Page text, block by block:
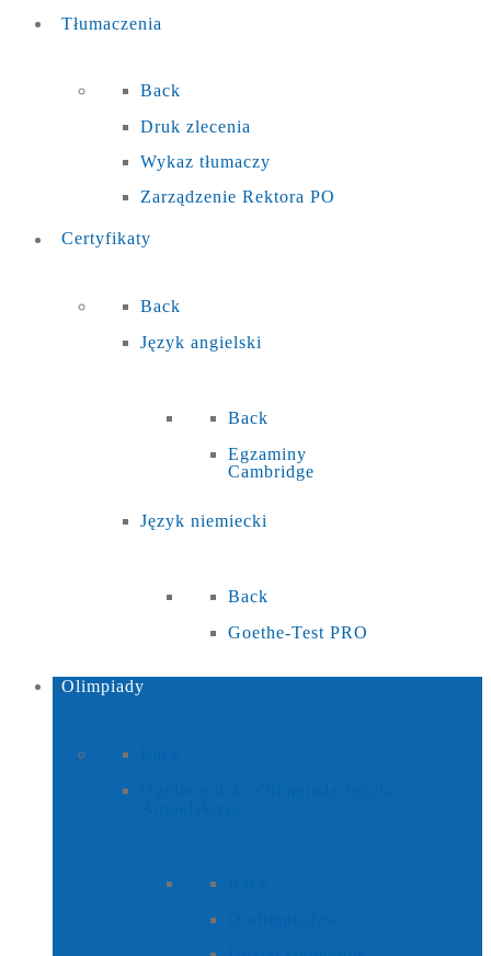
Tłumaczenia
Back
Druk zlecenia
Wykaz tłumaczy
Zarządzenie Rektora PO
Certyfikaty
Back
Język angielski
Back
Egzaminy
Cambridge
Język niemiecki
Back
Goethe-Test PRO
Olimpiady